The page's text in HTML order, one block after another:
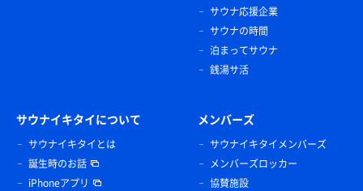
サウナ応援企業
サウナの時間
泊まってサウナ
銭湯サ活
サウナイキタイについて
サウナイキタイとは
誕生時のお話
iPhoneアプリ
メンバーズ
サウナイキタイメンバーズ
メンバーズロッカー
協賛施設